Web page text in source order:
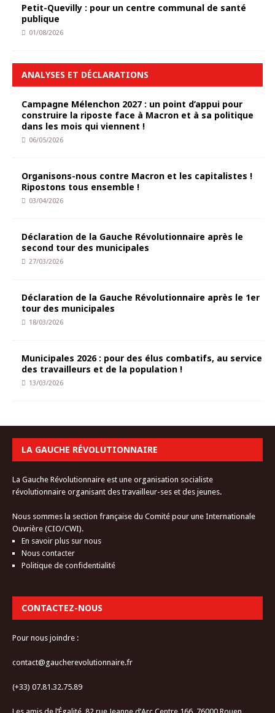
Petit-Quevilly : pour un centre communal de santé
publique
01/08/2026
ANALYSES ET DÉCLARATIONS
Campagne Mélenchon 2027 : un point d’appui pour
construire la riposte face à Macron et à sa politique
dans les mois qui viennent !
06/05/2026
Organisons-nous contre Macron et les capitalistes !
Ripostons tous ensemble !
03/04/2026
Déclaration de la Gauche Révolutionnaire après le
second tour des municipales
27/03/2026
Déclaration de la Gauche Révolutionnaire après le 1er
tour des municipales
18/03/2026
Municipales 2026 : pour des élus combatifs, au service
des travailleurs et de la population !
13/03/2026
LA GAUCHE RÉVOLUTIONNAIRE
La Gauche Révolutionnaire est une organisation socialiste
révolutionnaire organisant des travailleur-ses et des jeunes.
Nous sommes la section française du Comité pour une Internationale
Ouvrière (CIO/CWI).
En savoir plus sur nous
Nous contacter
Politique de confidentialité
CONTACTEZ-NOUS
Pour nous joindre :
contact@gaucherevolutionnaire.fr
(+33) 07.81.32.75.89